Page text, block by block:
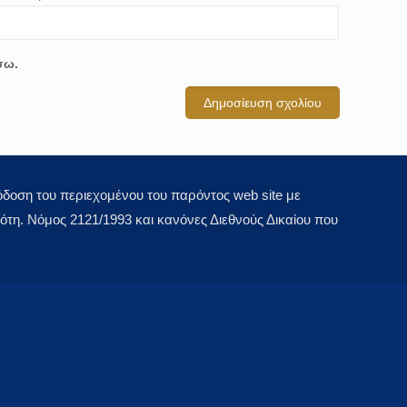
του περιεχομένου του παρόντος web site με
Νόμος 2121/1993 και κανόνες Διεθνούς Δικαίου που